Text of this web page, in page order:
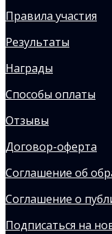
Правила участия
Результаты
Награды
Способы оплаты
Отзывы
Договор-оферта
Соглашение об
Соглашение о
Подписаться на